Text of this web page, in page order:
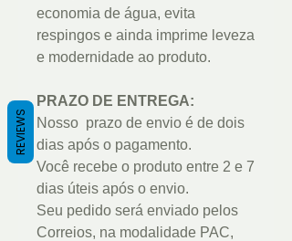
economia de água, evita
respingos e ainda imprime leveza
e modernidade ao produto.
PRAZO DE ENTREGA:
Nosso prazo de envio é de dois
dias após o pagamento.
Você recebe o produto entre 2 e 7
dias úteis após o envio.
Seu pedido será enviado pelos
Correios, na modalidade PAC,
REVIEWS